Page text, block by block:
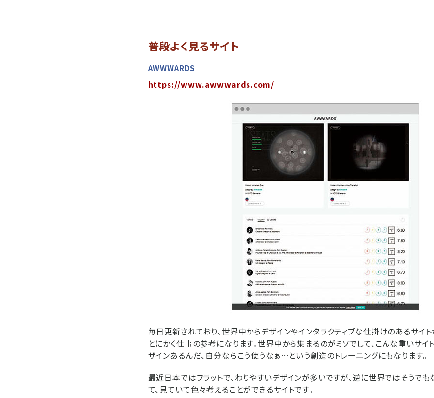
普段よく見るサイト
AWWWARDS
https://www.awwwards.com/
毎日更新されており、世界中からデザインやインタラクティブな仕掛けのあるサイト
とにかく仕事の参考になります。世界中から集まるのがミソでして、こんな重いサイ
ザインあるんだ、自分ならこう使うなぁ…という創造のトレーニングにもなります。
最近日本ではフラットで、わりやすいデザインが多いですが、逆に世界ではそうでも
て、見ていて色々考えることができるサイトです。